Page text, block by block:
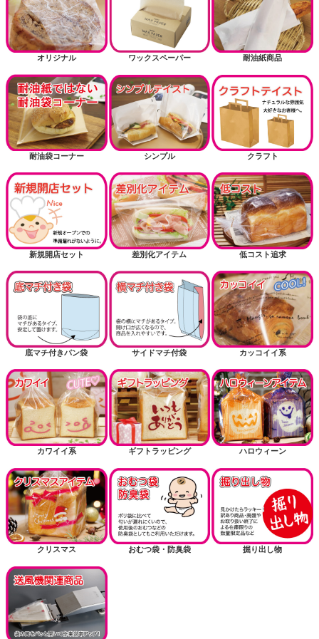
オリジナル ワックスペーパー 耐油紙商品
耐油袋コーナー シンプル クラフト
新規開店セット 差別化アイテム 低コスト追求
底マチ付きパン袋 サイドマチ付袋 カッコイイ系
カワイイ系 ギフトラッピング ハロウィーン
クリスマス おむつ袋・防臭袋 掘り出し物